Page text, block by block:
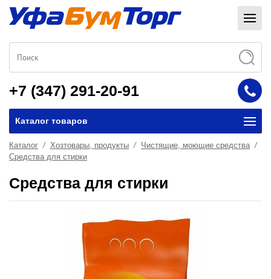
+7 (347) 291-20-91
Каталог товаров
Каталог Хозтовары, продукты
Чистящие, моющие средства
Средства для стирки
Средства для стирки